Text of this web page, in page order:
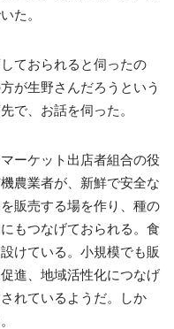
た。
ておられると伺ったの
が生野さんだろうという
で、お話を伺った。
ーケット出店者組合の役
農業者が、新鮮で安全な
販売する場を作り、種の
もつなげておられる。食
けている。小規模でも販
進、地域活性化につなげ
れているようだ。しか